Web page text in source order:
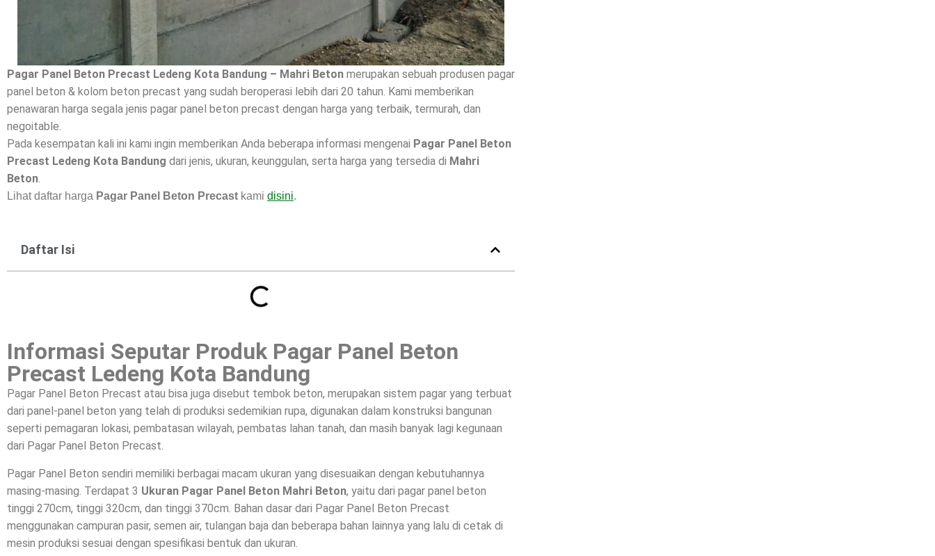
Pagar Panel Beton Precast Ledeng Kota Bandung – Mahri Beton merupakan sebuah produsen pagar
panel beton & kolom beton precast yang sudah beroperasi lebih dari 20 tahun. Kami memberikan
penawaran harga segala jenis pagar panel beton precast dengan harga yang terbaik, termurah, dan
negoitable.
Pada kesempatan kali ini kami ingin memberikan Anda beberapa informasi mengenai Pagar Panel Beton
Precast Ledeng Kota Bandung dari jenis, ukuran, keunggulan, serta harga yang tersedia di Mahri
Beton.
Lihat daftar harga Pagar Panel Beton Precast kami disini.
Daftar Isi
Informasi Seputar Produk Pagar Panel Beton
Precast Ledeng Kota Bandung
Pagar Panel Beton Precast atau bisa juga disebut tembok beton, merupakan sistem pagar yang terbuat
dari panel-panel beton yang telah di produksi sedemikian rupa, digunakan dalam konstruksi bangunan
seperti pemagaran lokasi, pembatasan wilayah, pembatas lahan tanah, dan masih banyak lagi kegunaan
dari Pagar Panel Beton Precast.
Pagar Panel Beton sendiri memiliki berbagai macam ukuran yang disesuaikan dengan kebutuhannya
masing-masing. Terdapat 3 Ukuran Pagar Panel Beton Mahri Beton, yaitu dari pagar panel beton
tinggi 270cm, tinggi 320cm, dan tinggi 370cm. Bahan dasar dari Pagar Panel Beton Precast
menggunakan campuran pasir, semen air, tulangan baja dan beberapa bahan lainnya yang lalu di cetak di
mesin produksi sesuai dengan spesifikasi bentuk dan ukuran.